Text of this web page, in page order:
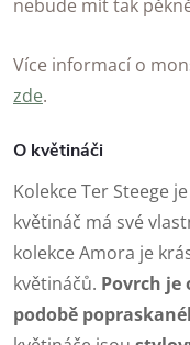
nebude mít tak
Více informací o
zde.
O květináči
Kolekce Ter Steege
květináč má své
kolekce Amora je
květináčů. Povrch
podobě